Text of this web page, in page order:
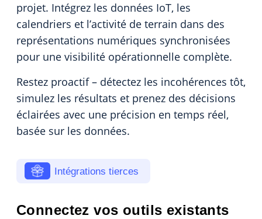
projet. Intégrez les données IoT, les
calendriers et l’activité de terrain dans des
représentations numériques synchronisées
pour une visibilité opérationnelle complète.
Restez proactif – détectez les incohérences tôt,
simulez les résultats et prenez des décisions
éclairées avec une précision en temps réel,
basée sur les données.
Intégrations tierces
Connectez vos outils existants